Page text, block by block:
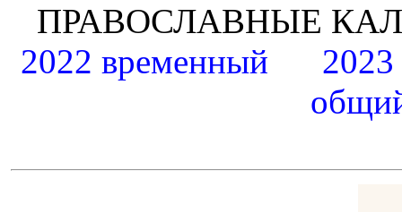
ПРАВОСЛАВНЫЕ
2022 временный